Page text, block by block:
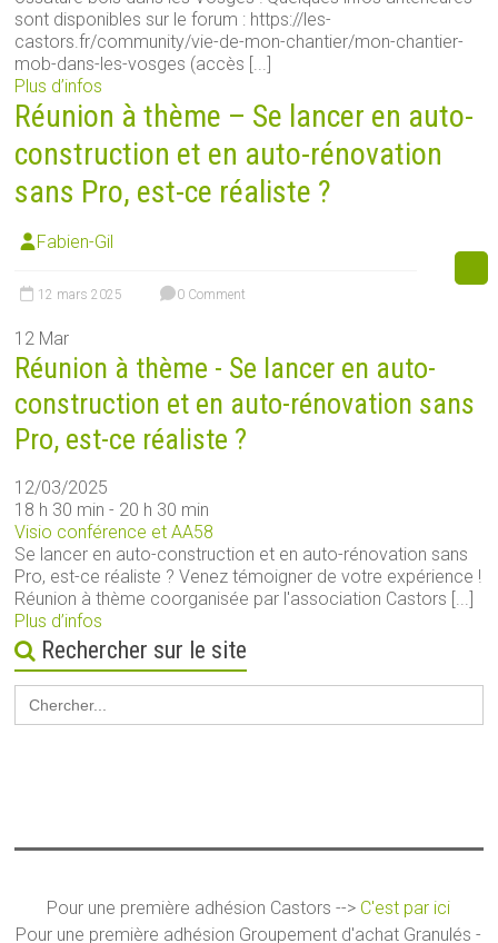
sont disponibles sur le forum : https://les-
castors.fr/community/vie-de-mon-chantier/mon-chantier-
mob-dans-les-vosges (accès [...]
Plus d’infos
Réunion à thème – Se lancer en auto-
construction et en auto-rénovation
sans Pro, est-ce réaliste ?
Fabien-Gil
12 mars 2025 0 Comment
12 Mar
Réunion à thème - Se lancer en auto-
construction et en auto-rénovation sans
Pro, est-ce réaliste ?
12/03/2025
18 h 30 min - 20 h 30 min
Visio conférence et AA58
Se lancer en auto-construction et en auto-rénovation sans
Pro, est-ce réaliste ? Venez témoigner de votre expérience !
Réunion à thème coorganisée par l'association Castors [...]
Plus d’infos
Rechercher sur le site
Search
for:
Pour une première adhésion Castors --> C'est par ici
Pour une première adhésion Groupement d'achat Granulés -